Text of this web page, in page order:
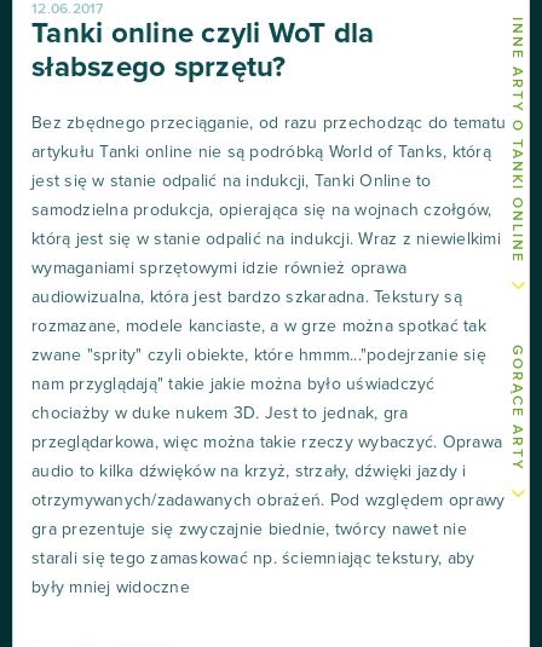
INNE ARTY O TANKI ONLINE
GORĄCE ARTY
12.06.2017
Tanki online czyli WoT dla
słabszego sprzętu?
Bez zbędnego przeciąganie, od razu przechodząc do tematu
artykułu Tanki online nie są podróbką World of Tanks, którą
jest się w stanie odpalić na indukcji, Tanki Online to
samodzielna produkcja, opierająca się na wojnach czołgów,
którą jest się w stanie odpalić na indukcji. Wraz z niewielkimi
wymaganiami sprzętowymi idzie również oprawa
audiowizualna, która jest bardzo szkaradna. Tekstury są
rozmazane, modele kanciaste, a w grze można spotkać tak
zwane "sprity" czyli obiekte, które hmmm..."podejrzanie się
nam przyglądają" takie jakie można było uświadczyć
chociażby w duke nukem 3D. Jest to jednak, gra
przeglądarkowa, więc można takie rzeczy wybaczyć. Oprawa
audio to kilka dźwięków na krzyż, strzały, dźwięki jazdy i
otrzymywanych/zadawanych obrażeń. Pod względem oprawy
gra prezentuje się zwyczajnie biednie, twórcy nawet nie
starali się tego zamaskować np. ściemniając tekstury, aby
były mniej widoczne